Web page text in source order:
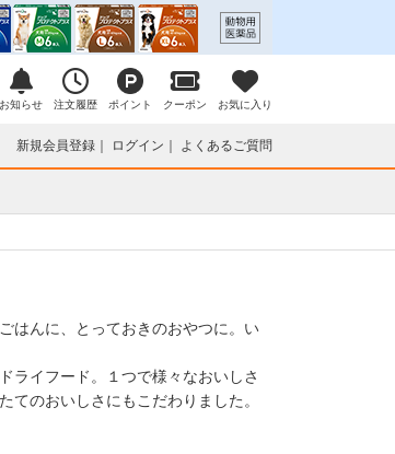
お知らせ 注文履歴 ポイント クーポン お気に入り
新規会員登録 ログイン よくあるご質問
はんに、とっておきのおやつに。い
ライフード。１つで様々なおいしさ
のおいしさにもこだわりました。